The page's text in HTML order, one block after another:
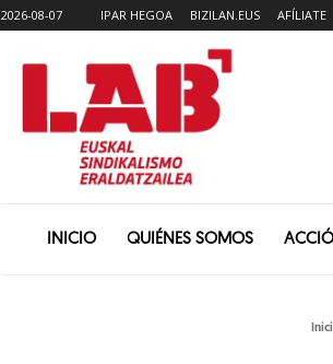
2026-08-07 IPAR HEGOA BIZILAN.EUS AFÍLIATE
INICIO QUIÉNES SOMOS